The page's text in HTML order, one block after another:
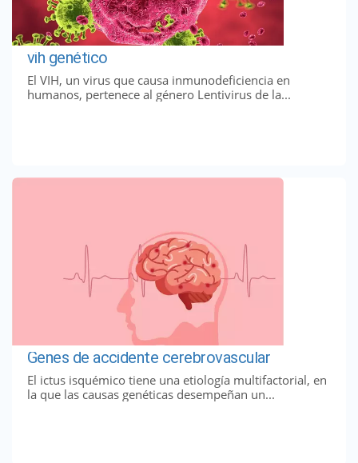
vih genético
El VIH, un virus que causa inmunodeficiencia en
humanos, pertenece al género Lentivirus de la...
Genes de accidente cerebrovascular
El ictus isquémico tiene una etiología multifactorial, en
la que las causas genéticas desempeñan un...